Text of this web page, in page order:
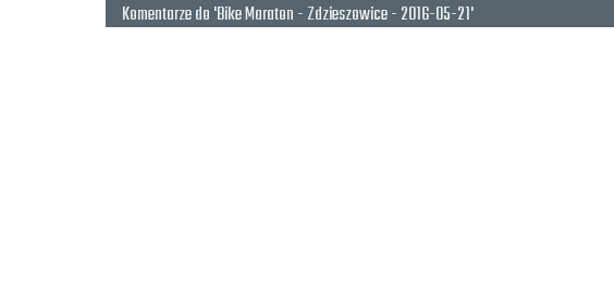
Komentarze do 'Bike Maraton - Zdzieszowice - 2016-05-21'